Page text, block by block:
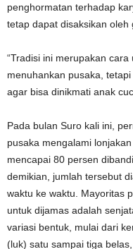
penghormatan terhadap
tetap dapat disaksikan oleh
“Tradisi ini merupakan
menuhankan pusaka,
agar bisa dinikmati anak
Pada bulan Suro kali ini,
pusaka mengalami
mencapai 80 persen
demikian, jumlah tersebut
waktu ke waktu. Mayoritas
untuk dijamas adalah
variasi bentuk, mulai dari
(luk) satu sampai tiga